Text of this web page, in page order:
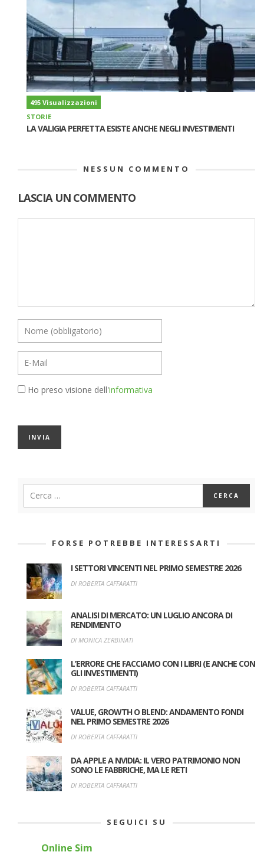
495 Visualizzazioni
STORIE
LA VALIGIA PERFETTA ESISTE ANCHE NEGLI INVESTIMENTI
NESSUN COMMENTO
LASCIA UN COMMENTO
Ho preso visione dell'informativa
FORSE POTREBBE INTERESSARTI
I SETTORI VINCENTI NEL PRIMO SEMESTRE 2026
DI ROBERTA CAFFARATTI
ANALISI DI MERCATO: UN LUGLIO ANCORA DI
RENDIMENTO
DI MONICA ZERBINATI
L’ERRORE CHE FACCIAMO CON I LIBRI (E ANCHE CON
GLI INVESTIMENTI)
DI ROBERTA CAFFARATTI
VALUE, GROWTH O BLEND: ANDAMENTO FONDI
NEL PRIMO SEMESTRE 2026
DI ROBERTA CAFFARATTI
DA APPLE A NVIDIA: IL VERO PATRIMONIO NON
SONO LE FABBRICHE, MA LE RETI
DI ROBERTA CAFFARATTI
SEGUICI SU
Online Sim